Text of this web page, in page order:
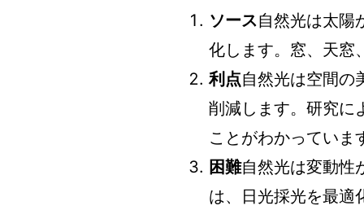
ソース自然光は太陽
化します。窓、天窓
利点自然光は空間の
削減します。研究に
ことがわかっていま
困難自然光は変動性
は、日光採光を最適